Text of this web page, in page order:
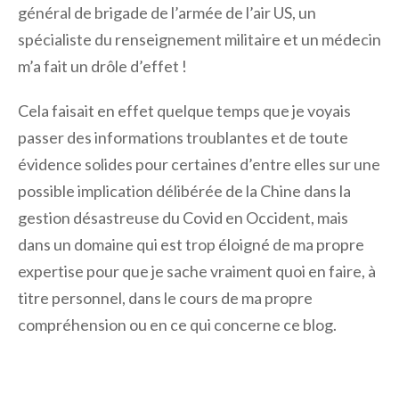
général de brigade de l’armée de l’air US, un
spécialiste du renseignement militaire et un médecin
m’a fait un drôle d’effet !
Cela faisait en effet quelque temps que je voyais
passer des informations troublantes et de toute
évidence solides pour certaines d’entre elles sur une
possible implication délibérée de la Chine dans la
gestion désastreuse du Covid en Occident, mais
dans un domaine qui est trop éloigné de ma propre
expertise pour que je sache vraiment quoi en faire, à
titre personnel, dans le cours de ma propre
compréhension ou en ce qui concerne ce blog.